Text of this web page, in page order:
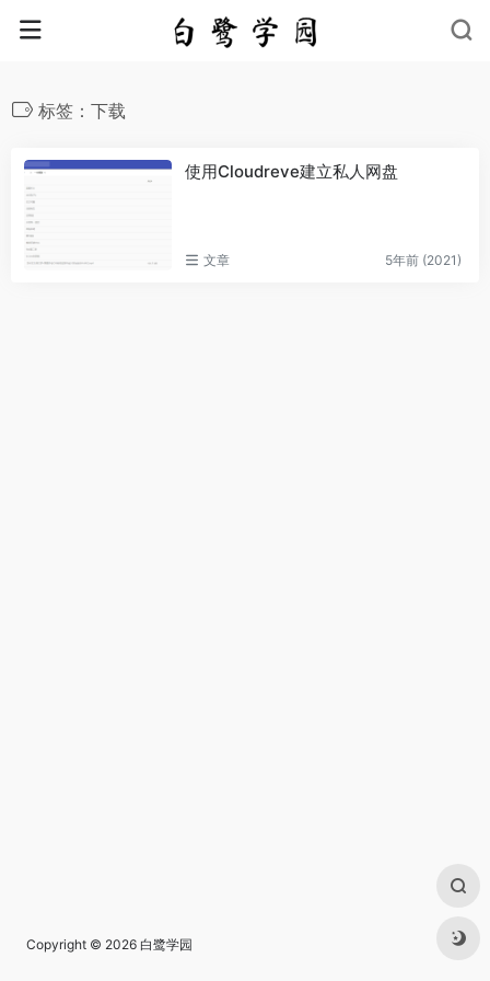
标签：下载
使用Cloudreve建立私人网盘
文章 5年前 (2021)
Copyright © 2026 白鹭学园